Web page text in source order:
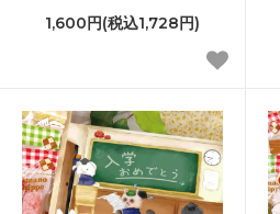
1,600円(税込1,728円)